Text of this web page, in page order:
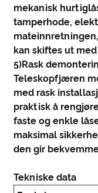
mekanisk
tamperhode,
kan skiftes ut
5)Rask
Teleskopfjæren
med rask
praktisk å
faste og enkle
maksimal
den gir
Tekniske data